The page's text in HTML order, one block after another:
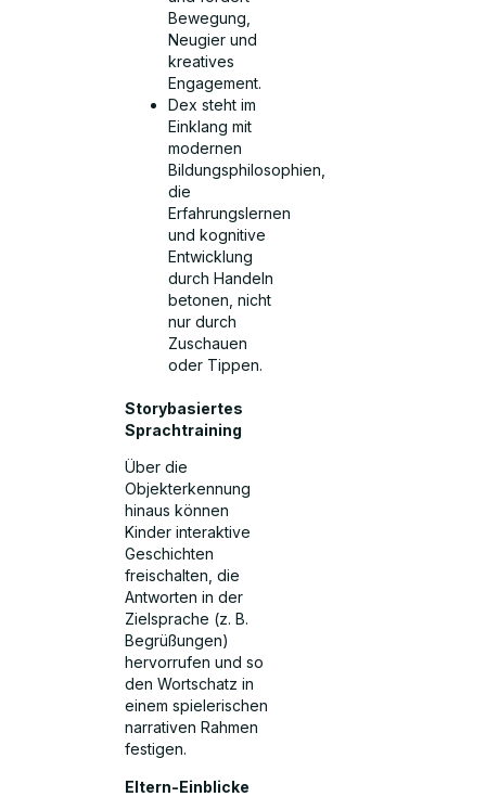
Bewegung,
Neugier und
kreatives
Engagement.
Dex steht im
Einklang mit
modernen
Bildungsphilosophien,
die
Erfahrungslernen
und kognitive
Entwicklung
durch Handeln
betonen, nicht
nur durch
Zuschauen
oder Tippen.
Storybasiertes
Sprachtraining
Über die
Objekterkennung
hinaus können
Kinder interaktive
Geschichten
freischalten, die
Antworten in der
Zielsprache (z. B.
Begrüßungen)
hervorrufen und so
den Wortschatz in
einem spielerischen
narrativen Rahmen
festigen.
Eltern-Einblicke